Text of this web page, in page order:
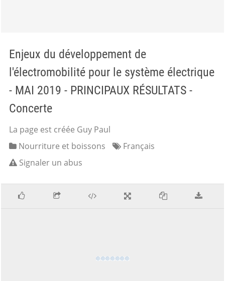
Enjeux du développement de
l'électromobilité pour le système électrique
- MAI 2019 - PRINCIPAUX RÉSULTATS -
Concerte
La page est créée Guy Paul
Nourriture et boissons
Français
Signaler un abus